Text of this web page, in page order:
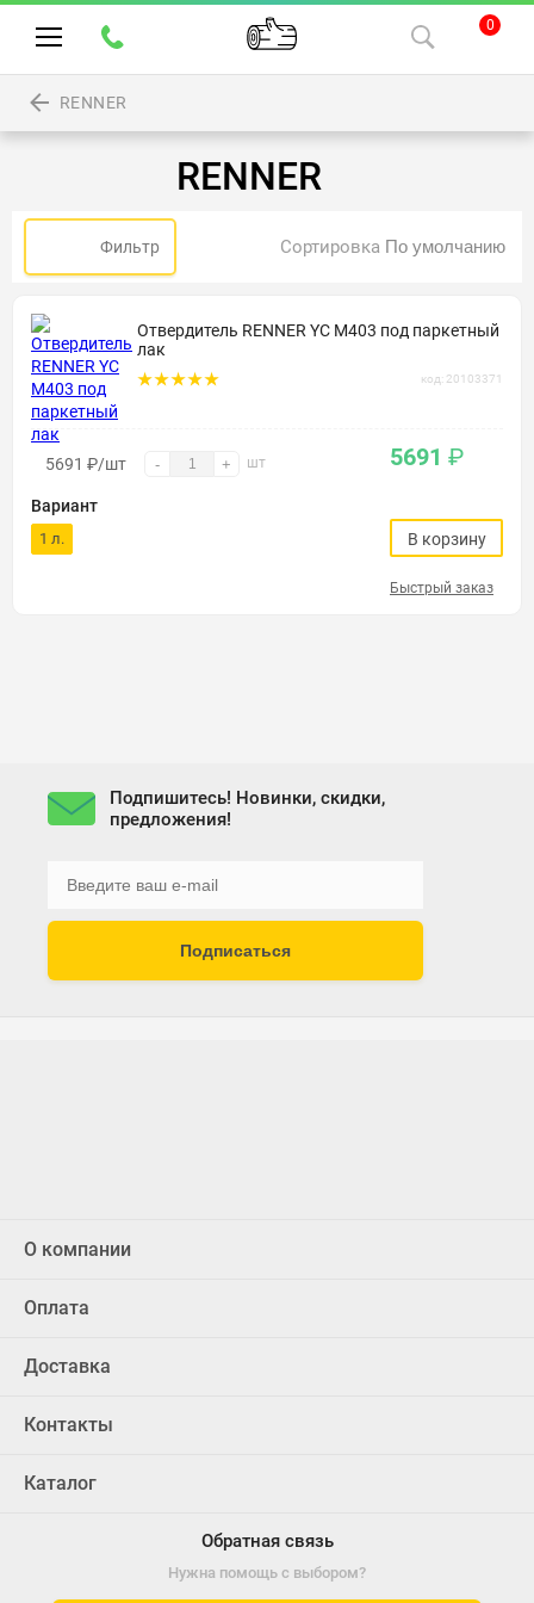
0
RENNER
RENNER
Фильтр Сортировка
Отвердитель RENNER YC M403 под паркетный
лак
код: 20103371
5691 ₽/шт - + шт
Вариант
1 л.
5691 ₽
В корзину
Быстрый заказ
Подпишитесь! Новинки, скидки,
предложения!
Подписаться
О компании
Оплата
Доставка
Контакты
Каталог
Обратная связь
Нужна помощь с выбором?